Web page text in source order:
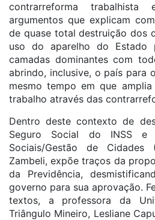
contrarreforma
argumentos que explicam
de quase total destruição dos
uso do aparelho do Estado
camadas dominantes com
abrindo, inclusive, o país para
mesmo tempo em que
trabalho através das
Dentro deste contexto de
Seguro Social do INSS e
Sociais/Gestão de Cidades
Zambeli, expõe traços da
da Previdência,
governo para sua aprovação.
textos, a professora da
Triângulo Mineiro, Lesliane